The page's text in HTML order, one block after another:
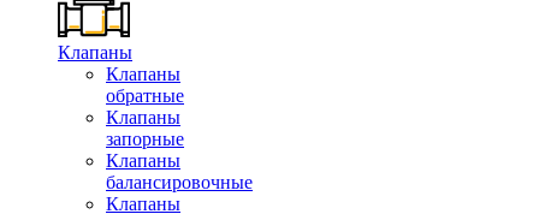
Клапаны
Клапаны
обратные
Клапаны
запорные
Клапаны
балансировочные
Клапаны